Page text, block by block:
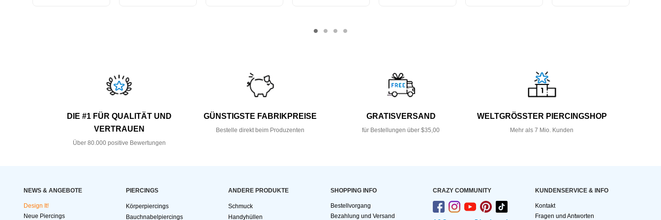
DIE #1 FÜR QUALITÄT UND
VERTRAUEN
Über 80.000 positive Bewertungen
GÜNSTIGSTE FABRIKPREISE
Bestelle direkt beim Produzenten
GRATISVERSAND
für Bestellungen über $35,00
WELTGRÖSSTER PIERCINGSHOP
Mehr als 7 Mio. Kunden
NEWS & ANGEBOTE
Design It!
Neue Piercings
PIERCINGS
Körperpiercings
Bauchnabelpiercings
ANDERE PRODUKTE
Schmuck
Handyhüllen
SHOPPING INFO
Bestellvorgang
Bezahlung und Versand
CRAZY COMMUNITY KUNDEN­SERVICE & INFO
Kontakt
Fragen und Antworten